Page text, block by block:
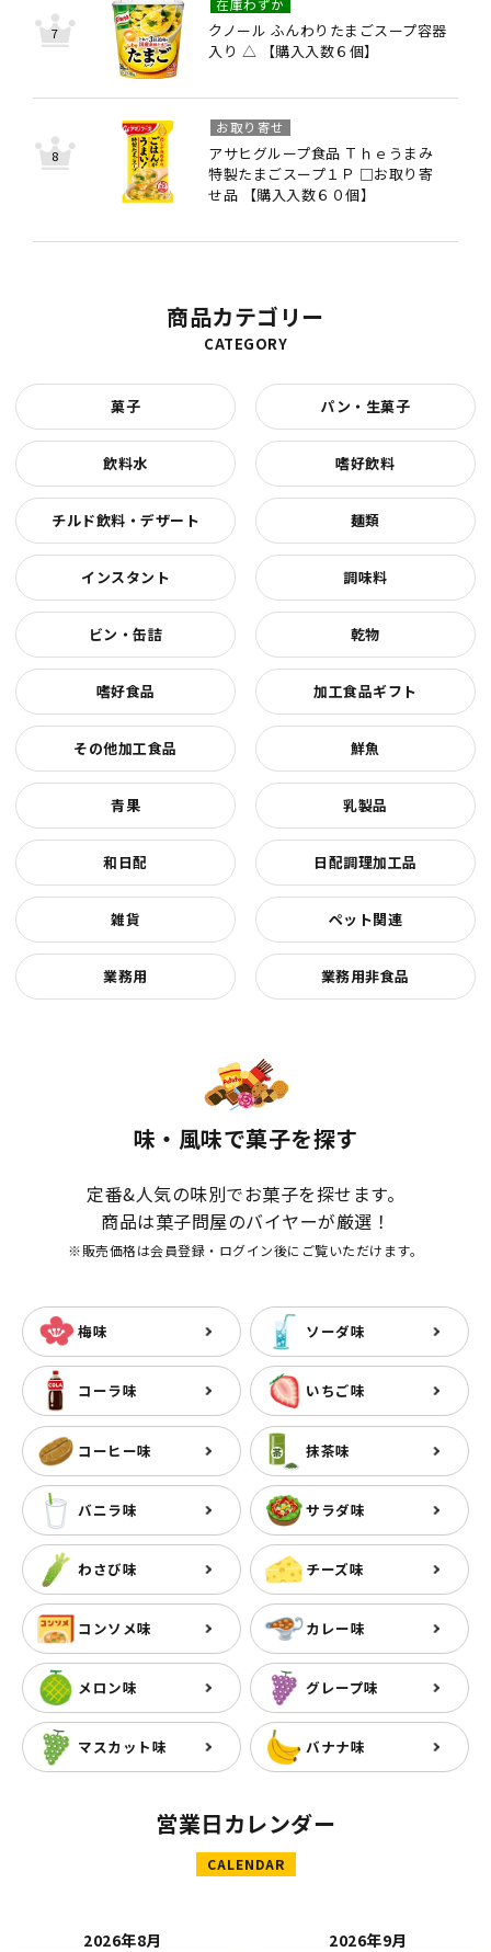
クノール ふんわりたまごスープ容器
入り △ 【購入入数６個】
在庫わずか
アサヒグループ食品 Ｔｈｅうまみ
特製たまごスープ１Ｐ □お取り寄
せ品 【購入入数６０個】
お取り寄せ
商品カテゴリー
CATEGORY
菓子 パン・生菓子
飲料水 嗜好飲料
チルド飲料・デザート 麺類
インスタント 調味料
ビン・缶詰 乾物
嗜好食品 加工食品ギフト
その他加工食品 鮮魚
青果 乳製品
和日配 日配調理加工品
雑貨 ペット関連
業務用 業務用非食品
味・風味で菓子を探す
定番&人気の味別でお菓子を探せます。
商品は菓子問屋のバイヤーが厳選！
※販売価格は会員登録・ログイン後にご覧いただけます。
梅味 ソーダ味
コーラ味 いちご味
コーヒー味 抹茶味
バニラ味 サラダ味
わさび味 チーズ味
コンソメ味 カレー味
メロン味 グレープ味
マスカット味 バナナ味
営業日カレンダー
CALENDAR
2026年8月
2026年9月